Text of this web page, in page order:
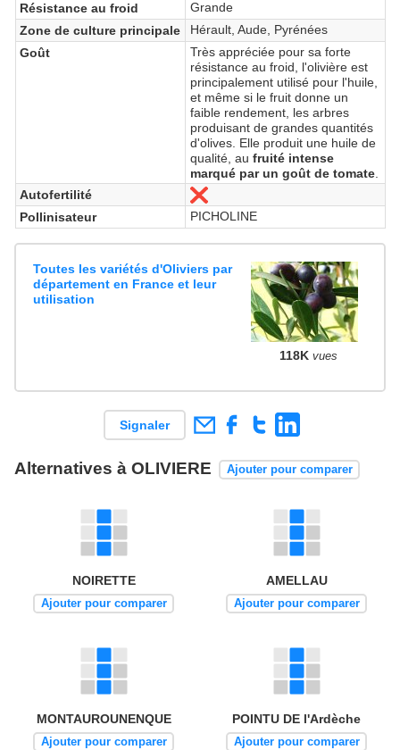
Résistance au froid
Grande
Zone de culture principale
Hérault, Aude, Pyrénées
Goût
Très appréciée pour sa forte
résistance au froid, l'olivière est
principalement utilisé pour l'huile,
et même si le fruit donne un
faible rendement, les arbres
produisant de grandes quantités
d'olives. Elle produit une huile de
qualité, aufruité intense
marqué par un goût de tomate
Autofertilité
Non
Pollinisateur
PICHOLINE
Toutes les variétés d'Oliviers par
département en France et leur
utilisation
118K vues
Signaler
Alternatives à OLIVIERE Ajouter pour comparer
NOIRETTE
Ajouter pour comparer
AMELLAU
Ajouter pour comparer
MONTAUROUNENQUE
Ajouter pour comparer
POINTU DE l'Ardèche
Ajouter pour comparer